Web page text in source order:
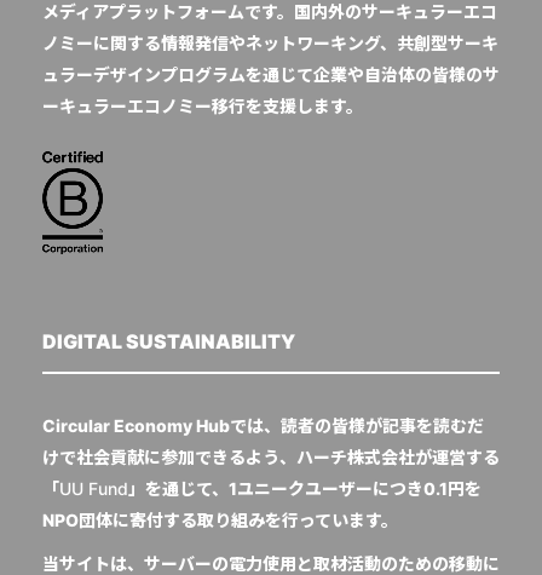
メディアプラットフォームです。国内外のサーキュラーエコ
ノミーに関する情報発信やネットワーキング、共創型サーキ
ュラーデザインプログラムを通じて企業や自治体の皆様のサ
ーキュラーエコノミー移行を支援します。
DIGITAL SUSTAINABILITY
Circular Economy Hubでは、読者の皆様が記事を読むだ
けで社会貢献に参加できるよう、ハーチ株式会社が運営する
「UU Fund 」を通じて、1ユニークユーザーにつき0.1円を
NPO団体に寄付する取り組みを行っています。
当サイトは、サーバーの電力使用と取材活動のための移動に